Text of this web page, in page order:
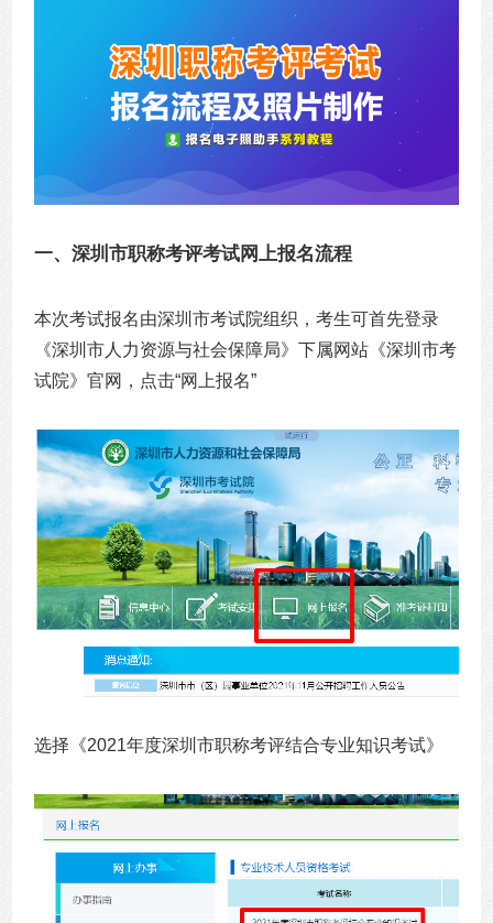
一、深圳市职称考评考试网上报名流程
本次考试报名由深圳市考试院组织，考生可首先登录
《深圳市人力资源与社会保障局》下属网站《深圳市考
试院》官网，点击“网上报名”
选择《2021年度深圳市职称考评结合专业知识考试》